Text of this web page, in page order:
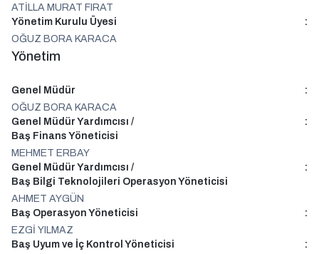
ATİLLA MURAT FIRAT
Yönetim Kurulu Üyesi
:
OĞUZ BORA KARACA
Yönetim
Genel Müdür
:
OĞUZ BORA KARACA
Genel Müdür Yardımcısı /
Baş Finans Yöneticisi
:
MEHMET ERBAY
Genel Müdür Yardımcısı /
Baş Bilgi Teknolojileri Operasyon Yöneticisi
:
AHMET AYGÜN
Baş Operasyon Yöneticisi
:
EZGİ YILMAZ
Baş Uyum ve İç Kontrol Yöneticisi
: